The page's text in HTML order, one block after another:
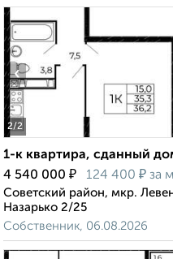
2/2
‹
1-к квартира, сданный
4 540 000 ₽ 124 400 ₽ за
Советский район, мкр.
Назарько 2/25
Собственник, 06.08.2026